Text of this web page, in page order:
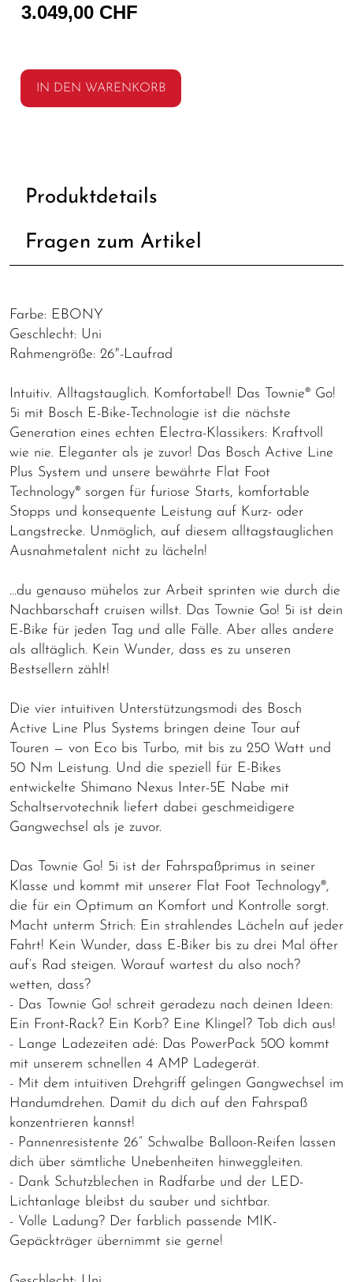
3.049,00 CHF
IN DEN WARENKORB
Produktdetails
Fragen zum Artikel
Farbe: EBONY
Geschlecht: Uni
Rahmengröße: 26"-Laufrad
Intuitiv. Alltagstauglich. Komfortabel! Das Townie® Go!
5i mit Bosch E-Bike-Technologie ist die nächste
Generation eines echten Electra-Klassikers: Kraftvoll
wie nie. Eleganter als je zuvor! Das Bosch Active Line
Plus System und unsere bewährte Flat Foot
Technology® sorgen für furiose Starts, komfortable
Stopps und konsequente Leistung auf Kurz- oder
Langstrecke. Unmöglich, auf diesem alltagstauglichen
Ausnahmetalent nicht zu lächeln!
…du genauso mühelos zur Arbeit sprinten wie durch die
Nachbarschaft cruisen willst. Das Townie Go! 5i ist dein
E-Bike für jeden Tag und alle Fälle. Aber alles andere
als alltäglich. Kein Wunder, dass es zu unseren
Bestsellern zählt!
Die vier intuitiven Unterstützungsmodi des Bosch
Active Line Plus Systems bringen deine Tour auf
Touren — von Eco bis Turbo, mit bis zu 250 Watt und
50 Nm Leistung. Und die speziell für E-Bikes
entwickelte Shimano Nexus Inter-5E Nabe mit
Schaltservotechnik liefert dabei geschmeidigere
Gangwechsel als je zuvor.
Das Townie Go! 5i ist der Fahrspaßprimus in seiner
Klasse und kommt mit unserer Flat Foot Technology®,
die für ein Optimum an Komfort und Kontrolle sorgt.
Macht unterm Strich: Ein strahlendes Lächeln auf jeder
Fahrt! Kein Wunder, dass E-Biker bis zu drei Mal öfter
auf‘s Rad steigen. Worauf wartest du also noch?
wetten, dass?
- Das Townie Go! schreit geradezu nach deinen Ideen:
Ein Front-Rack? Ein Korb? Eine Klingel? Tob dich aus!
- Lange Ladezeiten adé: Das PowerPack 500 kommt
mit unserem schnellen 4 AMP Ladegerät.
- Mit dem intuitiven Drehgriff gelingen Gangwechsel im
Handumdrehen. Damit du dich auf den Fahrspaß
konzentrieren kannst!
- Pannenresistente 26“ Schwalbe Balloon-Reifen lassen
dich über sämtliche Unebenheiten hinweggleiten.
- Dank Schutzblechen in Radfarbe und der LED-
Lichtanlage bleibst du sauber und sichtbar.
- Volle Ladung? Der farblich passende MIK-
Gepäckträger übernimmt sie gerne!